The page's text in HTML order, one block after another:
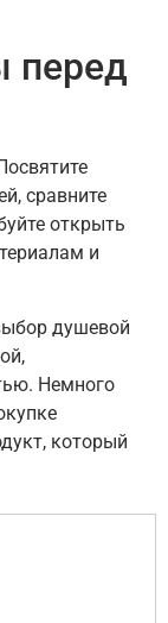
перед
сравните
открыть
и
душевой
Немного
который